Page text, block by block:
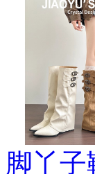
脚丫子